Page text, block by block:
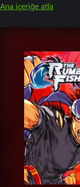
Ana içeriğe atla